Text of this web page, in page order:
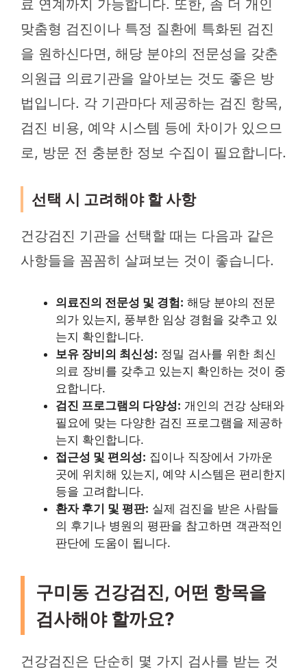
료 연계까지 가능합니다. 또한, 좀 더 개인
맞춤형 검진이나 특정 질환에 특화된 검진
을 원하신다면, 해당 분야의 전문성을 갖춘
의원급 의료기관을 알아보는 것도 좋은 방
법입니다. 각 기관마다 제공하는 검진 항목,
검진 비용, 예약 시스템 등에 차이가 있으므
로, 방문 전 충분한 정보 수집이 필요합니다.
선택 시 고려해야 할 사항
건강검진 기관을 선택할 때는 다음과 같은
사항들을 꼼꼼히 살펴보는 것이 좋습니다.
의료진의 전문성 및 경험: 해당 분야의 전문
의가 있는지, 풍부한 임상 경험을 갖추고 있
는지 확인합니다.
보유 장비의 최신성: 정밀 검사를 위한 최신
의료 장비를 갖추고 있는지 확인하는 것이 중
요합니다.
검진 프로그램의 다양성: 개인의 건강 상태와
필요에 맞는 다양한 검진 프로그램을 제공하
는지 확인합니다.
접근성 및 편의성: 집이나 직장에서 가까운
곳에 위치해 있는지, 예약 시스템은 편리한지
등을 고려합니다.
환자 후기 및 평판: 실제 검진을 받은 사람들
의 후기나 병원의 평판을 참고하면 객관적인
판단에 도움이 됩니다.
구미동 건강검진, 어떤 항목을
검사해야 할까요?
건강검진은 단순히 몇 가지 검사를 받는 것